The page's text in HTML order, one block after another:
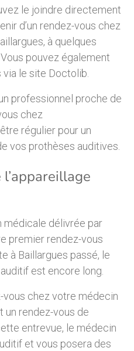
le joindre directement
d’un rendez-vous chez
à quelques
pouvez également
le site Doctolib.
professionnel proche de
chez
régulier pour un
vos prothèses auditives.
médicale délivrée par
premier rendez-vous
à Baillargues passé, le
est encore long.
vous chez votre médecin
un rendez-vous de
entrevue, le médecin
et vous posera des